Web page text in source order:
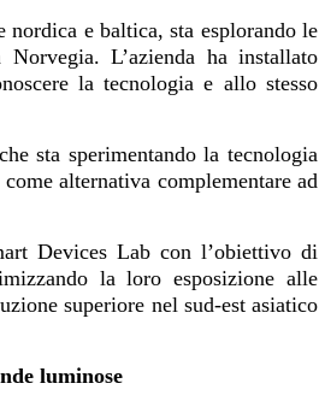
e baltica, sta esplorando le
L’azienda ha installato
la tecnologia e allo stesso
sta sperimentando la tecnologia
alternativa complementare ad
Devices Lab con l’obiettivo di
la loro esposizione alle
superiore nel sud-est asiatico
luminose